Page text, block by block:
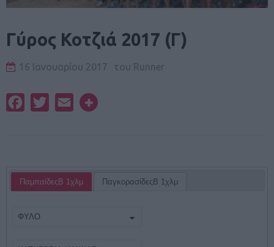
Γύρος Κοτζιά 2017 (Γ)
16 Ιανουαρίου 2017 του Runner
FacebookTwitterEmail
ΠαμπαίδεςB 1χλμ ΠαγκορασίδεςB 1χλμ